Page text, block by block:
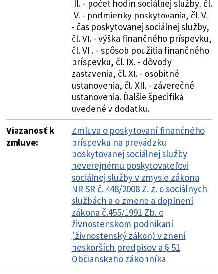
III. - počet hodín sociálnej služby, čl.
IV. - podmienky poskytovania, čl. V.
- čas poskytovanej sociálnej služby,
čl. VI. - výška finančného príspevku,
čl. VII. - spôsob použitia finančného
príspevku, čl. IX. - dôvody
zastavenia, čl. XI. - osobitné
ustanovenia, čl. XII. - záverečné
ustanovenia. Ďalšie špecifiká
uvedené v dodatku.
Viazanosť k
zmluve:
Zmluva o poskytovaní finančného
príspevku na prevádzku
poskytovanej sociálnej služby
neverejnému poskytovateľovi
sociálnej služby v zmysle zákona
NR SR č. 448/2008 Z. z. o sociálnych
službách a o zmene a doplnení
zákona č.455/1991 Zb. o
živnostenskom podnikaní
(živnostenský zákon) v znení
neskorších predpisov a § 51
Občianskeho zákonníka